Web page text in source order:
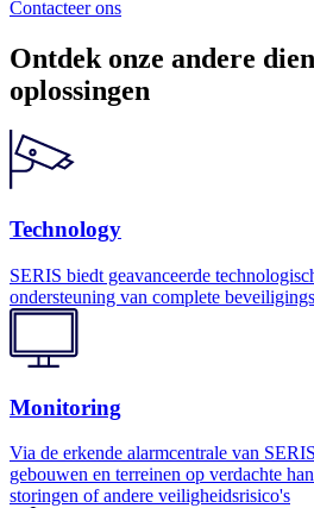
Contacteer ons
Ontdek onze andere
oplossingen
Technology
SERIS biedt geavanceerde
ondersteuning van complete
Monitoring
Via de erkende alarmcentrale van
gebouwen en terreinen op verdachte
storingen of andere veiligheidsrisico's